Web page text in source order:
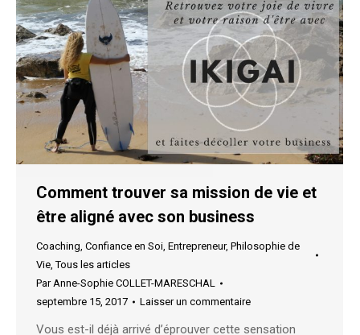
Comment trouver sa mission de vie et
être aligné avec son business
Coaching, Confiance en Soi, Entrepreneur, Philosophie de
Vie,Tous les articles
ParAnne-Sophie COLLET-MARESCHAL
septembre 15, 2017
Laisser un commentaire
Vous est-il déjà arrivé d’éprouver cette sensation